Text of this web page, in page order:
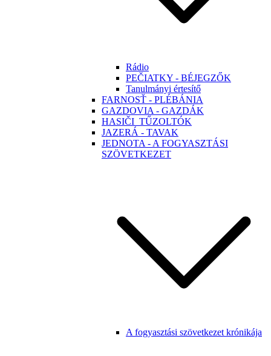
Rádio
PEČIATKY - BÉJEGZŐK
Tanulmányi értesítő
FARNOSŤ - PLÉBÁNIA
GAZDOVIA - GAZDÁK
HASIČI_TŰZOLTÓK
JAZERÁ - TAVAK
JEDNOTA - A FOGYASZTÁSI
SZÖVETKEZET
A fogyasztási szövetkezet krónikája